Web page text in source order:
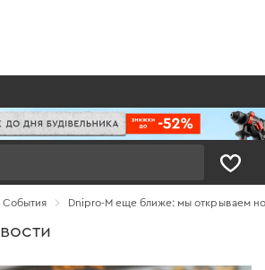
Cобытия Dnipro-M еще ближе: мы открываем